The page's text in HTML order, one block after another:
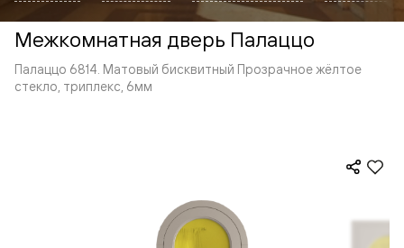
Межкомнатная дверь Палаццо
Палаццо 6814. Матовый бисквитный Прозрачное жёлтое
стекло, триплекс, 6мм